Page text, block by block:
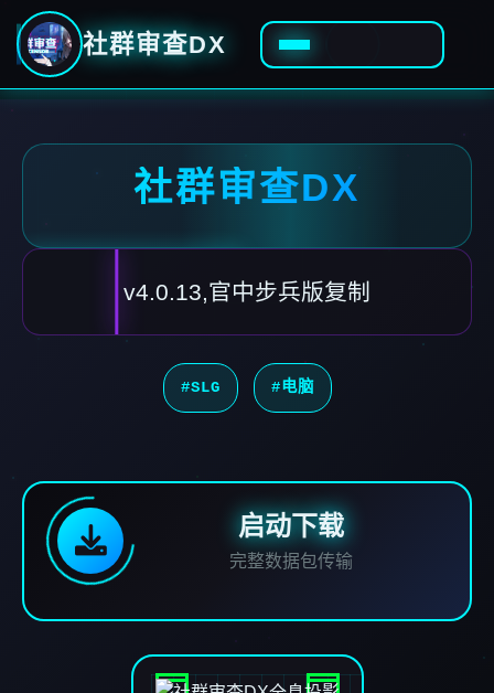
社群审查DX
社群审查DX
v4.0.13,官中步兵版复制
#SLG #电脑
启动下载
完整数据包传输